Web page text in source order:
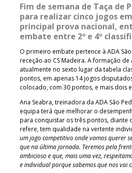
Fim de semana de Taça de
para realizar cinco jogos
principal prova nacional,
embate entre 2º e 4º
O primeiro embate pertence à ADA
receção ao CS Madeira. A formação de
atualmente no sexto lugar da tabela
pontos, em apenas 14 jogos
colocado, com 30 pontos, e mais dois
Ana Seabra, treinadora da ADA São
equipa terá que melhorar o
para conquistar os três pontos, diante
refere, tem qualidade na vertente
um jogo competitivo onde vamos querer
que na última jornada. Teremos pela
ambicioso e que, mais uma vez,
e individual porque sabemos que nos vai